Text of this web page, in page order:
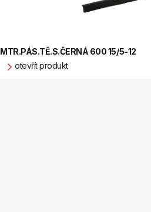
MTR.PÁS.TĚ.S.ČERNÁ 600 15/5-12
otevřít produkt